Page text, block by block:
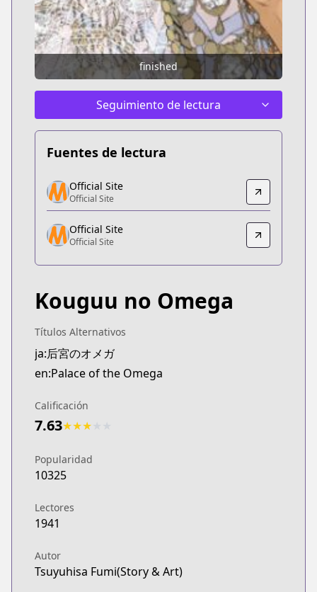
finished
Seguimiento de lectura
Fuentes de lectura
Official Site
Official Site
https://www.sublimemanga.com/read/manga/
Official Site
Official Site
https://www.shinshokan.co.jp/book/b633247.html
Official Site
Official Site
Official Site
Official Site
Kouguu no Omega
Títulos Alternativos
ja:后宮のオメガ
en:Palace of the Omega
Calificación
7.63★★★
Popularidad
10325
Lectores
1941
Autor
Tsuyuhisa Fumi(Story & Art)